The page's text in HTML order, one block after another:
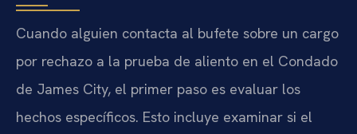
Cuando alguien contacta al bufete sobre un cargo
por rechazo a la prueba de aliento en el Condado
de James City, el primer paso es evaluar los
hechos específicos. Esto incluye examinar si el